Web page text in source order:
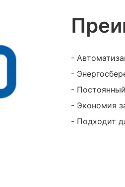
-
-
-
- Экономия
- Подходит